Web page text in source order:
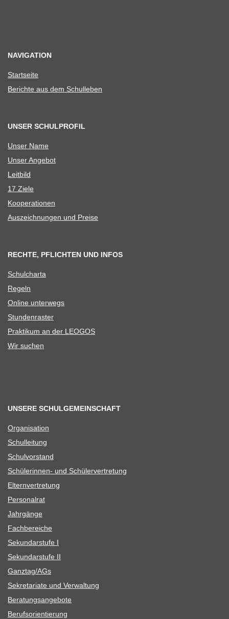
NAVIGATION
Start­seite
Berichte aus dem Schulleben
UNSER SCHULPROFIL
Unser Name
Unser Ange­bot
Leit­bild
17 Ziele
Koope­ra­tio­nen
Aus­zeich­nun­gen und Preise
RECHTE, PFLICHTEN UND INFOS
Schul­charta
Regeln
Online unter­wegs
Stun­den­ras­ter
Prak­ti­kum an der LEOGOS
Wir suchen
UNSERE SCHULGEMEINSCHAFT
Orga­ni­sa­tion
Schul­lei­tung
Schul­vor­stand
Schü­le­rin­nen- und Schülervertretung
Eltern­ver­tre­tung
Per­so­nal­rat
Jahr­gänge
Fach­be­rei­che
Sekun­dar­stufe I
Sekun­dar­stufe II
Ganztag/​​AGs
Sekre­ta­riate und Verwaltung
Bera­tungs­an­ge­bote
Berufs­ori­en­tie­rung